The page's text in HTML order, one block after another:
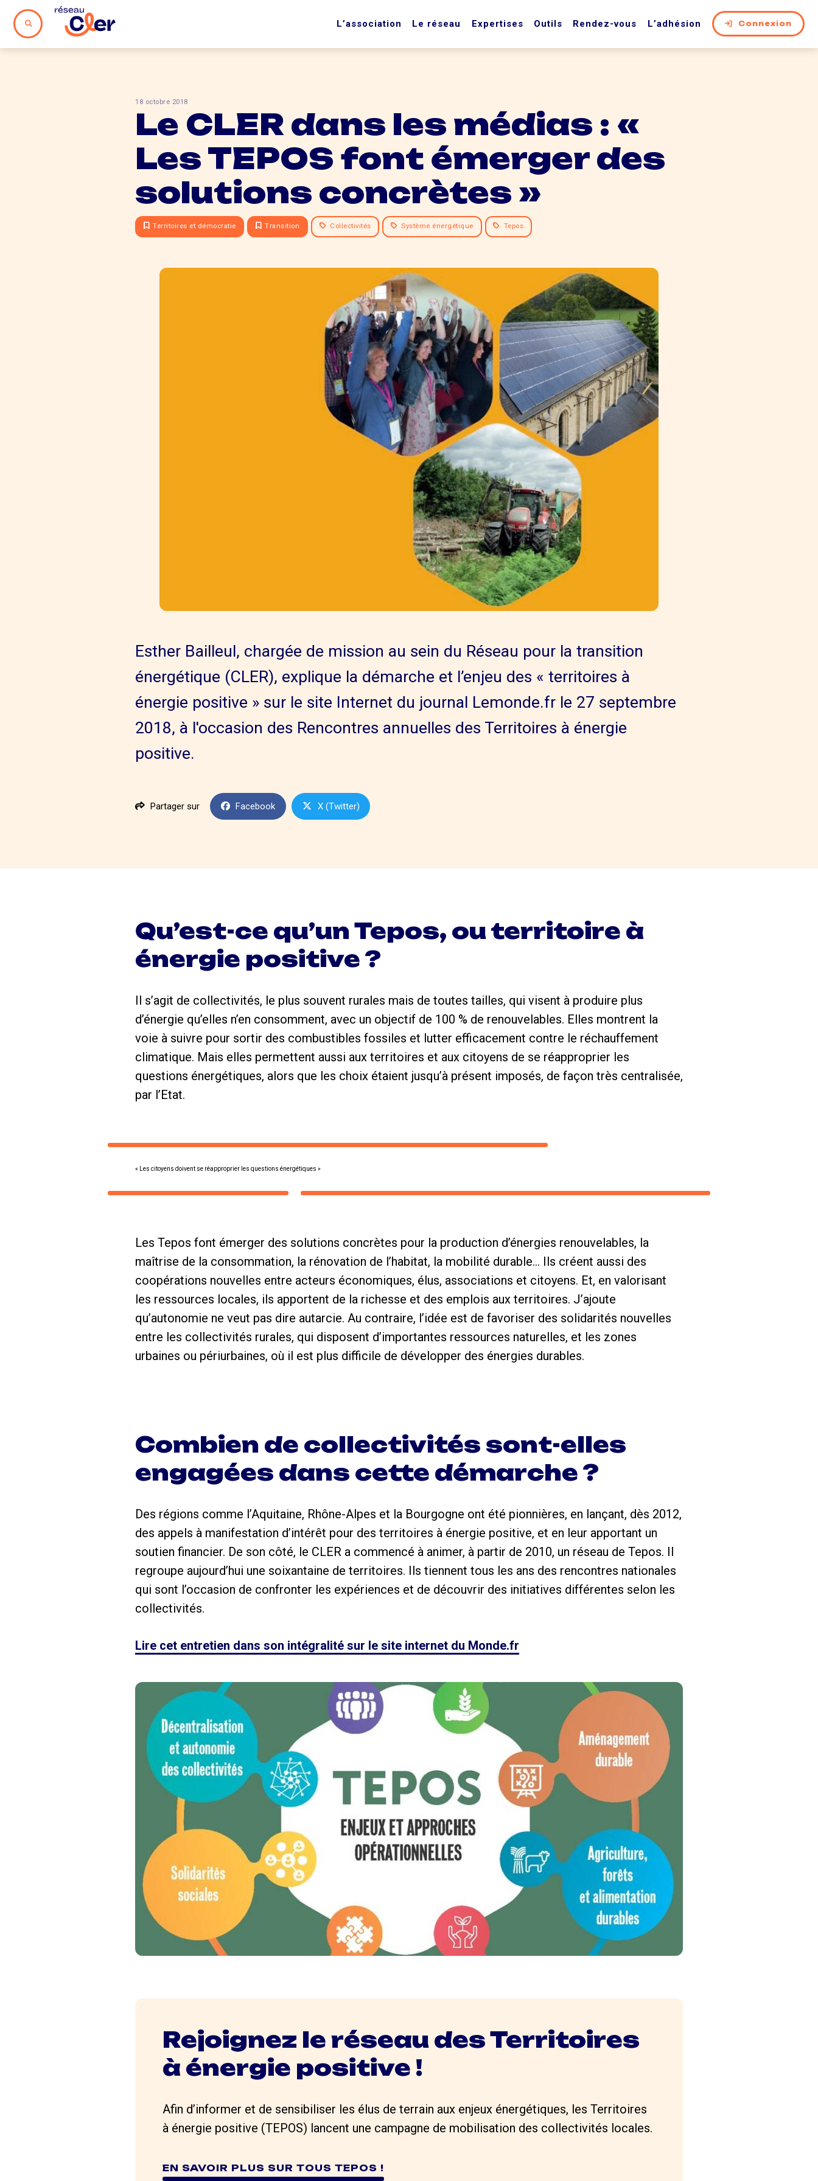
L’association Le réseau Expertises Outils Rendez-vous L’adhésion Connexion
18 octobre 2018
Le CLER dans les médias : «
Les TEPOS font émerger des
solutions concrètes »
Territoires et démocratie Transition Collectivités Système énergétique Tepos
Esther Bailleul, chargée de mission au sein du Réseau pour la transition
énergétique (CLER), explique la démarche et l’enjeu des « territoires à
énergie positive » sur le site Internet du journal Lemonde.fr le 27 septembre
2018, à l'occasion des Rencontres annuelles des Territoires à énergie
positive.
Partager sur Facebook X (Twitter)
Qu’est-ce qu’un Tepos, ou territoire à
énergie positive ?
Il s’agit de collectivités, le plus souvent rurales mais de toutes tailles, qui visent à produire plus
d’énergie qu’elles n’en consomment, avec un objectif de 100 % de renouvelables. Elles montrent la
voie à suivre pour sortir des combustibles fossiles et lutter efficacement contre le réchauffement
climatique. Mais elles permettent aussi aux territoires et aux citoyens de se réapproprier les
questions énergétiques, alors que les choix étaient jusqu’à présent imposés, de façon très centralisée,
par l’Etat.
« Les citoyens doivent se réapproprier les questions énergétiques »
Les Tepos font émerger des solutions concrètes pour la production d’énergies renouvelables, la
maîtrise de la consommation, la rénovation de l’habitat, la mobilité durable… Ils créent aussi des
coopérations nouvelles entre acteurs économiques, élus, associations et citoyens. Et, en valorisant
les ressources locales, ils apportent de la richesse et des emplois aux territoires. J’ajoute
qu’autonomie ne veut pas dire autarcie. Au contraire, l’idée est de favoriser des solidarités nouvelles
entre les collectivités rurales, qui disposent d’importantes ressources naturelles, et les zones
urbaines ou périurbaines, où il est plus difficile de développer des énergies durables.
Combien de collectivités sont-elles
engagées dans cette démarche ?
Des régions comme l’Aquitaine, Rhône-Alpes et la Bourgogne ont été pionnières, en lançant, dès 2012,
des appels à manifestation d’intérêt pour des territoires à énergie positive, et en leur apportant un
soutien financier. De son côté, le CLER a commencé à animer, à partir de 2010, un réseau de Tepos. Il
regroupe aujourd’hui une soixantaine de territoires. Ils tiennent tous les ans des rencontres nationales
qui sont l’occasion de confronter les expériences et de découvrir des initiatives différentes selon les
collectivités.
Lire cet entretien dans son intégralité sur le site internet du Monde.fr
Rejoignez le réseau des Territoires
à énergie positive !
Afin d’informer et de sensibiliser les élus de terrain aux enjeux énergétiques, les Territoires
à énergie positive (TEPOS) lancent une campagne de mobilisation des collectivités locales.
EN SAVOIR PLUS SUR TOUS TEPOS !